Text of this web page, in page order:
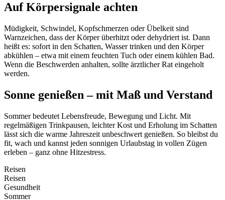
Auf Körpersignale achten
Müdigkeit, Schwindel, Kopfschmerzen oder Übelkeit sind
Warnzeichen, dass der Körper überhitzt oder dehydriert ist. Dann
heißt es: sofort in den Schatten, Wasser trinken und den Körper
abkühlen – etwa mit einem feuchten Tuch oder einem kühlen Bad.
Wenn die Beschwerden anhalten, sollte ärztlicher Rat eingeholt
werden.
Sonne genießen – mit Maß und Verstand
Sommer bedeutet Lebensfreude, Bewegung und Licht. Mit
regelmäßigen Trinkpausen, leichter Kost und Erholung im Schatten
lässt sich die warme Jahreszeit unbeschwert genießen. So bleibst du
fit, wach und kannst jeden sonnigen Urlaubstag in vollen Zügen
erleben – ganz ohne Hitzestress.
Reisen
Reisen
Gesundheit
Sommer